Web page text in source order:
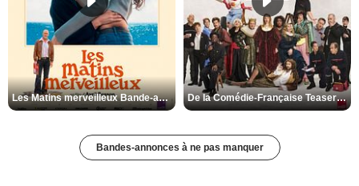
Les Matins merveilleux Bande-annonce VF De la Comédie-Française Teaser VF
Bandes-annonces à ne pas manquer